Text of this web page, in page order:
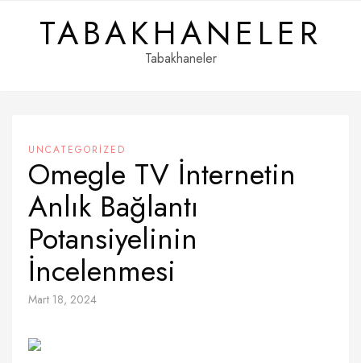
TABAKHANELER
Tabakhaneler
UNCATEGORIZED
Omegle TV İnternetin
Anlık Bağlantı
Potansiyelinin
İncelenmesi
Mart 18, 2024